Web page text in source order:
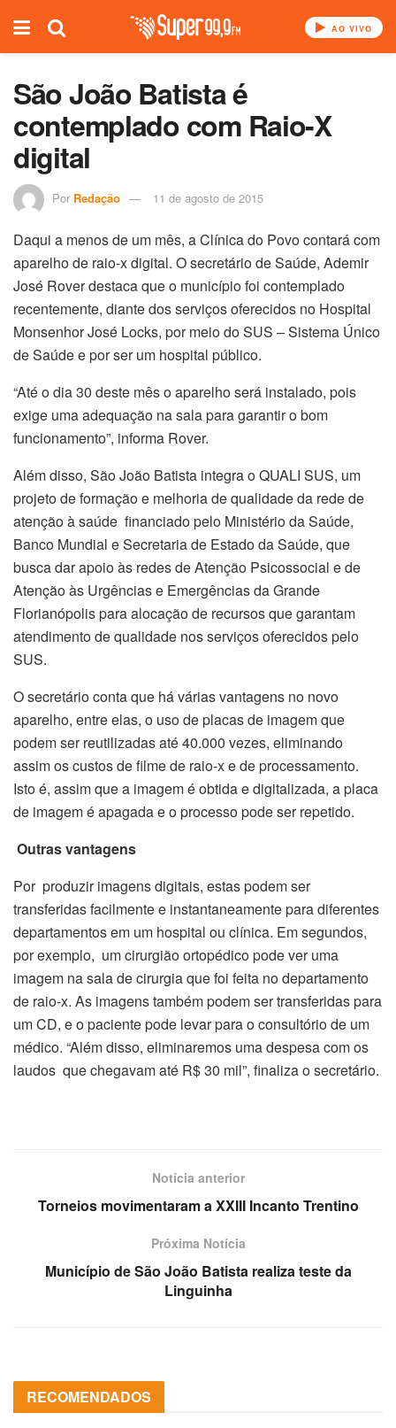
AO VIVO
São João Batista é
contemplado com Raio-X
digital
Por Redação 11 de agosto de 2015
Daqui a menos de um mês, a Clínica do Povo contará com
aparelho de raio-x digital. O secretário de Saúde, Ademir
José Rover destaca que o município foi contemplado
recentemente, diante dos serviços oferecidos no Hospital
Monsenhor José Locks, por meio do SUS – Sistema Único
de Saúde e por ser um hospital público.
“Até o dia 30 deste mês o aparelho será instalado, pois
exige uma adequação na sala para garantir o bom
funcionamento”, informa Rover.
Além disso, São João Batista integra o QUALI SUS, um
projeto de formação e melhoria de qualidade da rede de
atenção à saúde financiado pelo Ministério da Saúde,
Banco Mundial e Secretaria de Estado da Saúde, que
busca dar apoio às redes de Atenção Psicossocial e de
Atenção às Urgências e Emergências da Grande
Florianópolis para alocação de recursos que garantam
atendimento de qualidade nos serviços oferecidos pelo
SUS.
O secretário conta que há várias vantagens no novo
aparelho, entre elas, o uso de placas de imagem que
podem ser reutilizadas até 40.000 vezes, eliminando
assim os custos de filme de raio-x e de processamento.
Isto é, assim que a imagem é obtida e digitalizada, a placa
de imagem é apagada e o processo pode ser repetido.
Outras vantagens
Por produzir imagens digitais, estas podem ser
transferidas facilmente e instantaneamente para diferentes
departamentos em um hospital ou clínica. Em segundos,
por exemplo, um cirurgião ortopédico pode ver uma
imagem na sala de cirurgia que foi feita no departamento
de raio-x. As imagens também podem ser transferidas para
um CD, e o paciente pode levar para o consultório de um
médico. “Além disso, eliminaremos uma despesa com os
laudos que chegavam até R$ 30 mil”, finaliza o secretário.
Notícia anterior
Torneios movimentaram a XXIII Incanto Trentino
Próxima Notícia
Município de São João Batista realiza teste da
Linguinha
RECOMENDADOS